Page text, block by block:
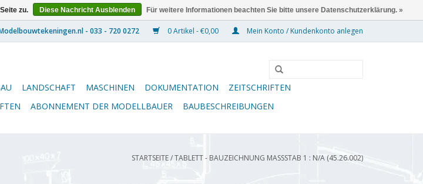
0 Artikel - €0,00 Mein Konto / Kundenkonto anlegen
LANDSCHAFT MASCHINEN DOKUMENTATION
ZEITSCHRIFTEN
ABONNEMENT DER MODELLBAUER BAUBESCHREIBUNGEN
STARTSEITE/TABLETT - BAUZEICHNUNG MASSSTAB 1 : N/A (45.26.002)
zu. Diese Nachricht Ausblenden Für weitere Informationen beachten Sie bitte unsere Datenschutzerklärung. »